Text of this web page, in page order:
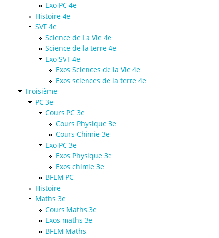
Exo PC 4e
Histoire 4e
SVT 4e
Science de La Vie 4e
Science de la terre 4e
Exo SVT 4e
Exos Sciences de la Vie 4e
Exos sciences de la terre 4e
Troisième
PC 3e
Cours PC 3e
Cours Physique 3e
Cours Chimie 3e
Exo PC 3e
Exos Physique 3e
Exos chimie 3e
BFEM PC
Histoire
Maths 3e
Cours Maths 3e
Exos maths 3e
BFEM Maths